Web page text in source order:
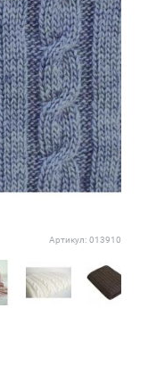
Артикул: 013910